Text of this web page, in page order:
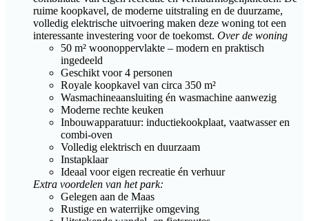
ruime koopkavel, de moderne uitstraling en de duurzame,
volledig elektrische uitvoering maken deze woning tot een
interessante investering voor de toekomst. Over de woning
50 m² woonoppervlakte – modern en praktisch
ingedeeld
Geschikt voor 4 personen
Royale koopkavel van circa 350 m²
Wasmachineaansluiting én wasmachine aanwezig
Moderne rechte keuken
Inbouwapparatuur: inductiekookplaat, vaatwasser en
combi-oven
Volledig elektrisch en duurzaam
Instapklaar
Ideaal voor eigen recreatie én verhuur
Extra voordelen van het park:
Gelegen aan de Maas
Rustige en waterrijke omgeving